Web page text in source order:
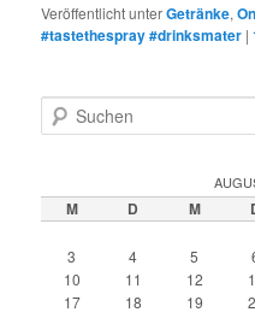
Veröffentlicht unterGetränke,
#tastethespray #drinksmater |
u
e
n
M D M
3
4 5
10
11 12
17
18 19